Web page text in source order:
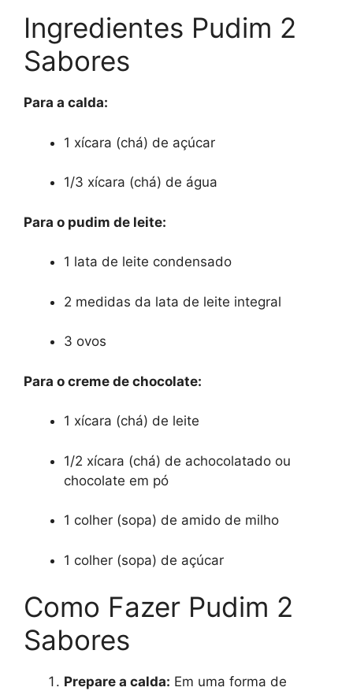
Ingredientes Pudim 2
Sabores
Para a calda:
1 xícara (chá) de açúcar
1/3 xícara (chá) de água
Para o pudim de leite:
1 lata de leite condensado
2 medidas da lata de leite integral
3 ovos
Para o creme de chocolate:
1 xícara (chá) de leite
1/2 xícara (chá) de achocolatado ou
chocolate em pó
1 colher (sopa) de amido de milho
1 colher (sopa) de açúcar
Como Fazer Pudim 2
Sabores
Prepare a calda: Em uma forma de